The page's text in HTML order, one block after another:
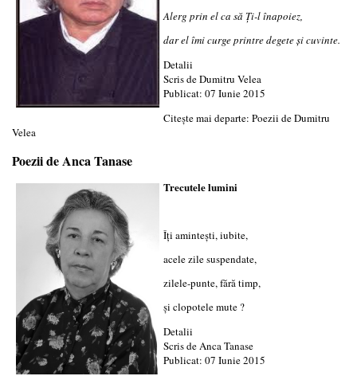
Alerg prin el ca să Ţi-l înapoiez,
dar el îmi curge printre degete şi cuvinte.
Detalii
Scris deDumitru Velea
Publicat: 07 Iunie 2015
Citește mai departe: Poezii de Dumitru
Velea
Poezii de Anca Tanase
Trecutele lumini
Îţi aminteşti, iubite,
acele zile suspendate,
zilele-punte, fără timp,
şi clopotele mute ?
Detalii
Scris deAnca Tanase
Publicat: 07 Iunie 2015